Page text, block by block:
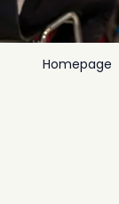
Homepage